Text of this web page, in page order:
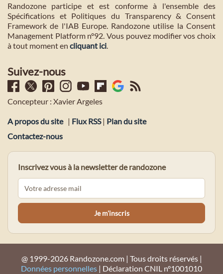
Randozone participe et est conforme à l'ensemble des
Spécifications et Politiques du Transparency & Consent
Framework de l'IAB Europe. Randozone utilise la Consent
Management Platform n°92. Vous pouvez modifier vos choix
à tout moment en cliquant ici.
Suivez-nous
Concepteur : Xavier Argeles
A propos du site | Flux RSS| Plan du site
Contactez-nous
Inscrivez vous à la newsletter de randozone
@ 1999-2026 Randozone.com | Tous droits réservés |
Données personnelles | Déclaration CNIL n°1001010